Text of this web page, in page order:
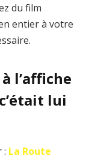
du film
entier à votre
l’affiche
lui
: La Route